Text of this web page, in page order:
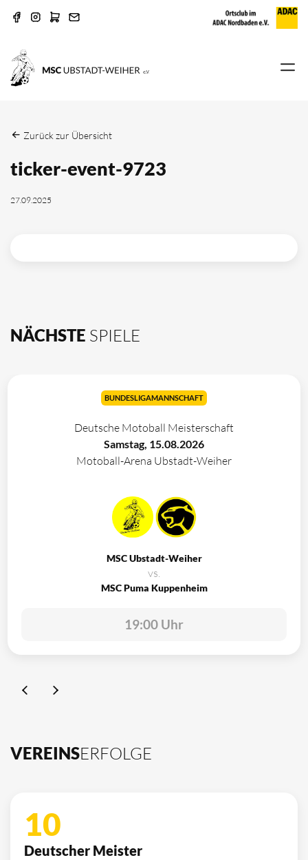
Zurück zur Übersicht
ticker-event-9723
27.09.2025
NÄCHSTE SPIELE
BUNDESLIGAMANNSCHAFT
Deutsche Motoball Meisterschaft
Samstag, 15.08.2026
Motoball-Arena Ubstadt-Weiher
MSC Ubstadt-Weiher
vs.
MSC Puma Kuppenheim
19:00 Uhr
VEREINSERFOLGE
10
Deutscher Meister